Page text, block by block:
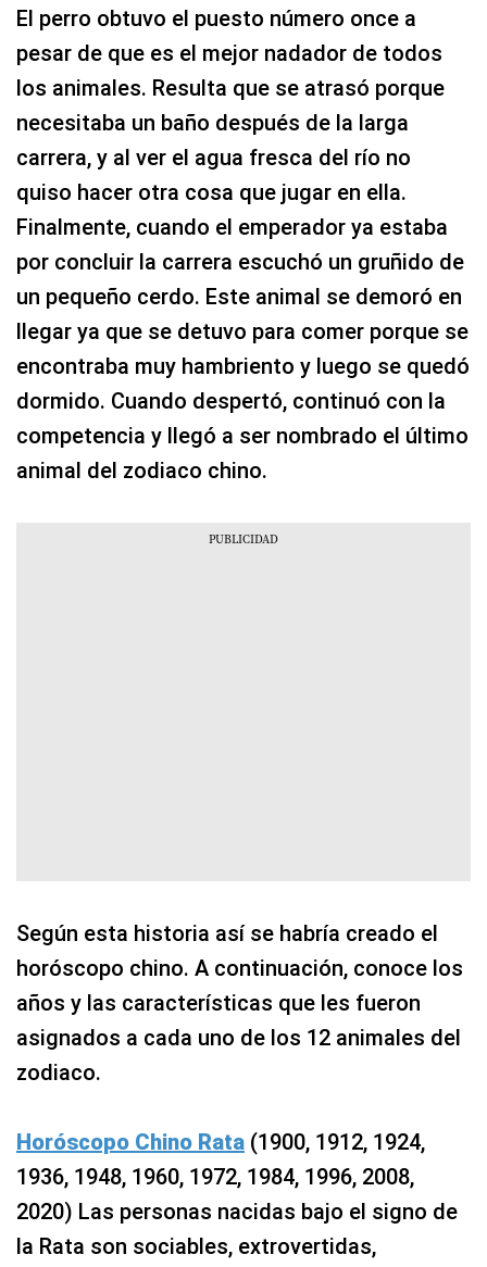
El perro obtuvo el puesto número once a
pesar de que es el mejor nadador de todos
los animales. Resulta que se atrasó porque
necesitaba un baño después de la larga
carrera, y al ver el agua fresca del río no
quiso hacer otra cosa que jugar en ella.
Finalmente, cuando el emperador ya estaba
por concluir la carrera escuchó un gruñido de
un pequeño cerdo. Este animal se demoró en
llegar ya que se detuvo para comer porque se
encontraba muy hambriento y luego se quedó
dormido. Cuando despertó, continuó con la
competencia y llegó a ser nombrado el último
animal del zodiaco chino.
Según esta historia así se habría creado el
horóscopo chino. A continuación, conoce los
años y las características que les fueron
asignados a cada uno de los 12 animales del
zodiaco.
Horóscopo Chino Rata (1900, 1912, 1924,
1936, 1948, 1960, 1972, 1984, 1996, 2008,
2020) Las personas nacidas bajo el signo de
la Rata son sociables, extrovertidas,